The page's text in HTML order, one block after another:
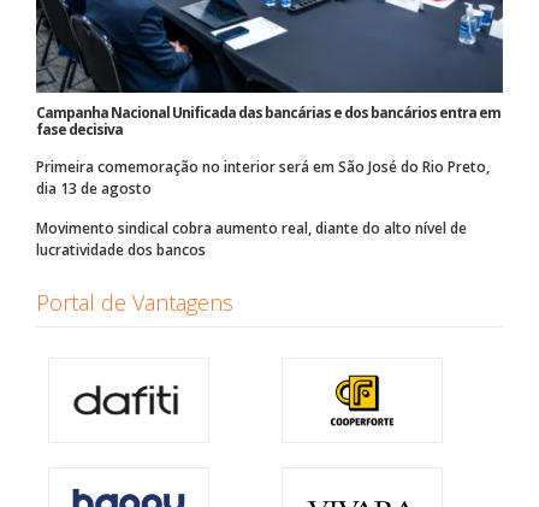
Campanha Nacional Unificada das bancárias e dos bancários entra em
fase decisiva
Primeira comemoração no interior será em São José do Rio Preto,
dia 13 de agosto
Movimento sindical cobra aumento real, diante do alto nível de
lucratividade dos bancos
Portal de Vantagens